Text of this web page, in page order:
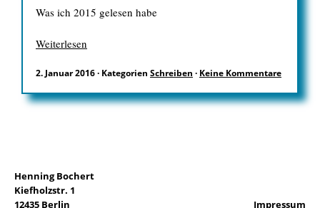
nach:
Was ich 2015 gelesen habe
Weiterlesen
2. Januar 2016· Kategorien Schreiben · Keine Kommentare
Henning Bochert
Kiefholzstr. 1
12435 Berlin
Impressum